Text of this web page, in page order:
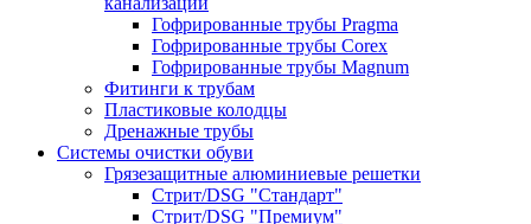
Гофрированные трубы Pragma
Гофрированные трубы Corex
Гофрированные трубы Magnum
Фитинги к трубам
Пластиковые колодцы
Дренажные трубы
Системы очистки обуви
Грязезащитные алюминиевые решетки
Стрит/DSG "Стандарт"
Стрит/DSG "Премиум"